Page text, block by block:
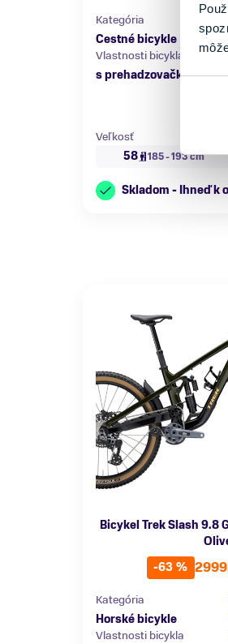
Kategória
Cestné bicykle
Vlastnosti bicykla
s prehadzovačkou
Veľkosť
58
185 - 193 cm
Skladom - Ihneď k
Bicykel Trek Slash 9.8
-63 %
Kategória
Horské bicykle
Vlastnosti bicykla